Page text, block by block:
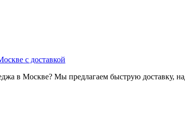
с доставкой
в Москве? Мы предлагаем быструю доставку,